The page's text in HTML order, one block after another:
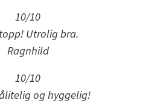
10/10
Utrolig bra.
Ragnhild
10/10
og hyggelig!